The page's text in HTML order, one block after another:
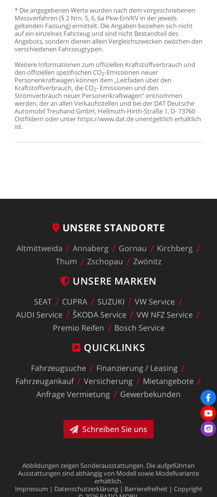
* Dieangegebenen Wertewurden nach dem vorgeschriebenen
Messverfahren (§ 2 Nrn. 5, 6, 6a Pkw-EnVKV in der jeweils
geltenden Fassung)ermittelt. DieAngaben beziehen sich nicht
aufein einzelnes Fahrzeug und sind nicht Bestandteildes
Angebots, sondern dienen allein Vergleichszwecken zwischen den
verschiedenen Fahrzeugtypen.
Weitere Informationen zum offiziellen Kraftstoffverbrauch und
den offiziellen spezifischen CO2-Emissionen neuer
Personenkraftwagen können dem „Leitfaden überden
Kraftstoffverbrauch, dieCO2- Emissionen und den
Stromverbrauch neuer Personenkraftwagen“entnommen
werden, deran allen Verkaufsstellen und beider DAT Deutsche
AutomobilTreuhand GmbH, Hellmuth-Hirth-Straße 1, D-73760
Ostfildern oder unter https://www.dat.de unentgeltlich erhältlich
ist.
UNSERE STANDORTE
Altmittweida Annaberg Gornau
Kirchberg
Thum
Zschopau Zwönitz
UNSERE MARKEN
SEAT CUPRA SUZUKI VW Service
AUDI Service ŠKODA Service VW NFZ Service
Premio Reifen Bosch Service
QUICKLINKS
Fahrzeugsuche Finanzierung/ Leasing
Fahrzeugankauf
Versicherung
Mietangebote
Anfrage Vermietung Gewerbekunden
Schreiben Sie uns
Abbildungen zeigen Sonderausstattungen. Dieaufgeführten
Ausstattungen sind abhängigvon Modellsowie Modellvariante
erhältlich.
Impressum | Datenschutzerklärung | Barrierefreiheit | Copyright